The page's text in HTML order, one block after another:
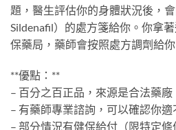
題，醫生評估你的身體狀況後，
Sildenafil）的處方箋給你。你拿
保藥局，藥師會按照處方調劑給你
**優點：**
– 百分之百正品，來源是合法藥廠
– 有藥師專業諮詢，可以確認你適
– 部分情況有健保給付（限特定條